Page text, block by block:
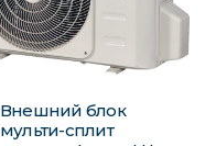
Внешний блок
мульти-сплит